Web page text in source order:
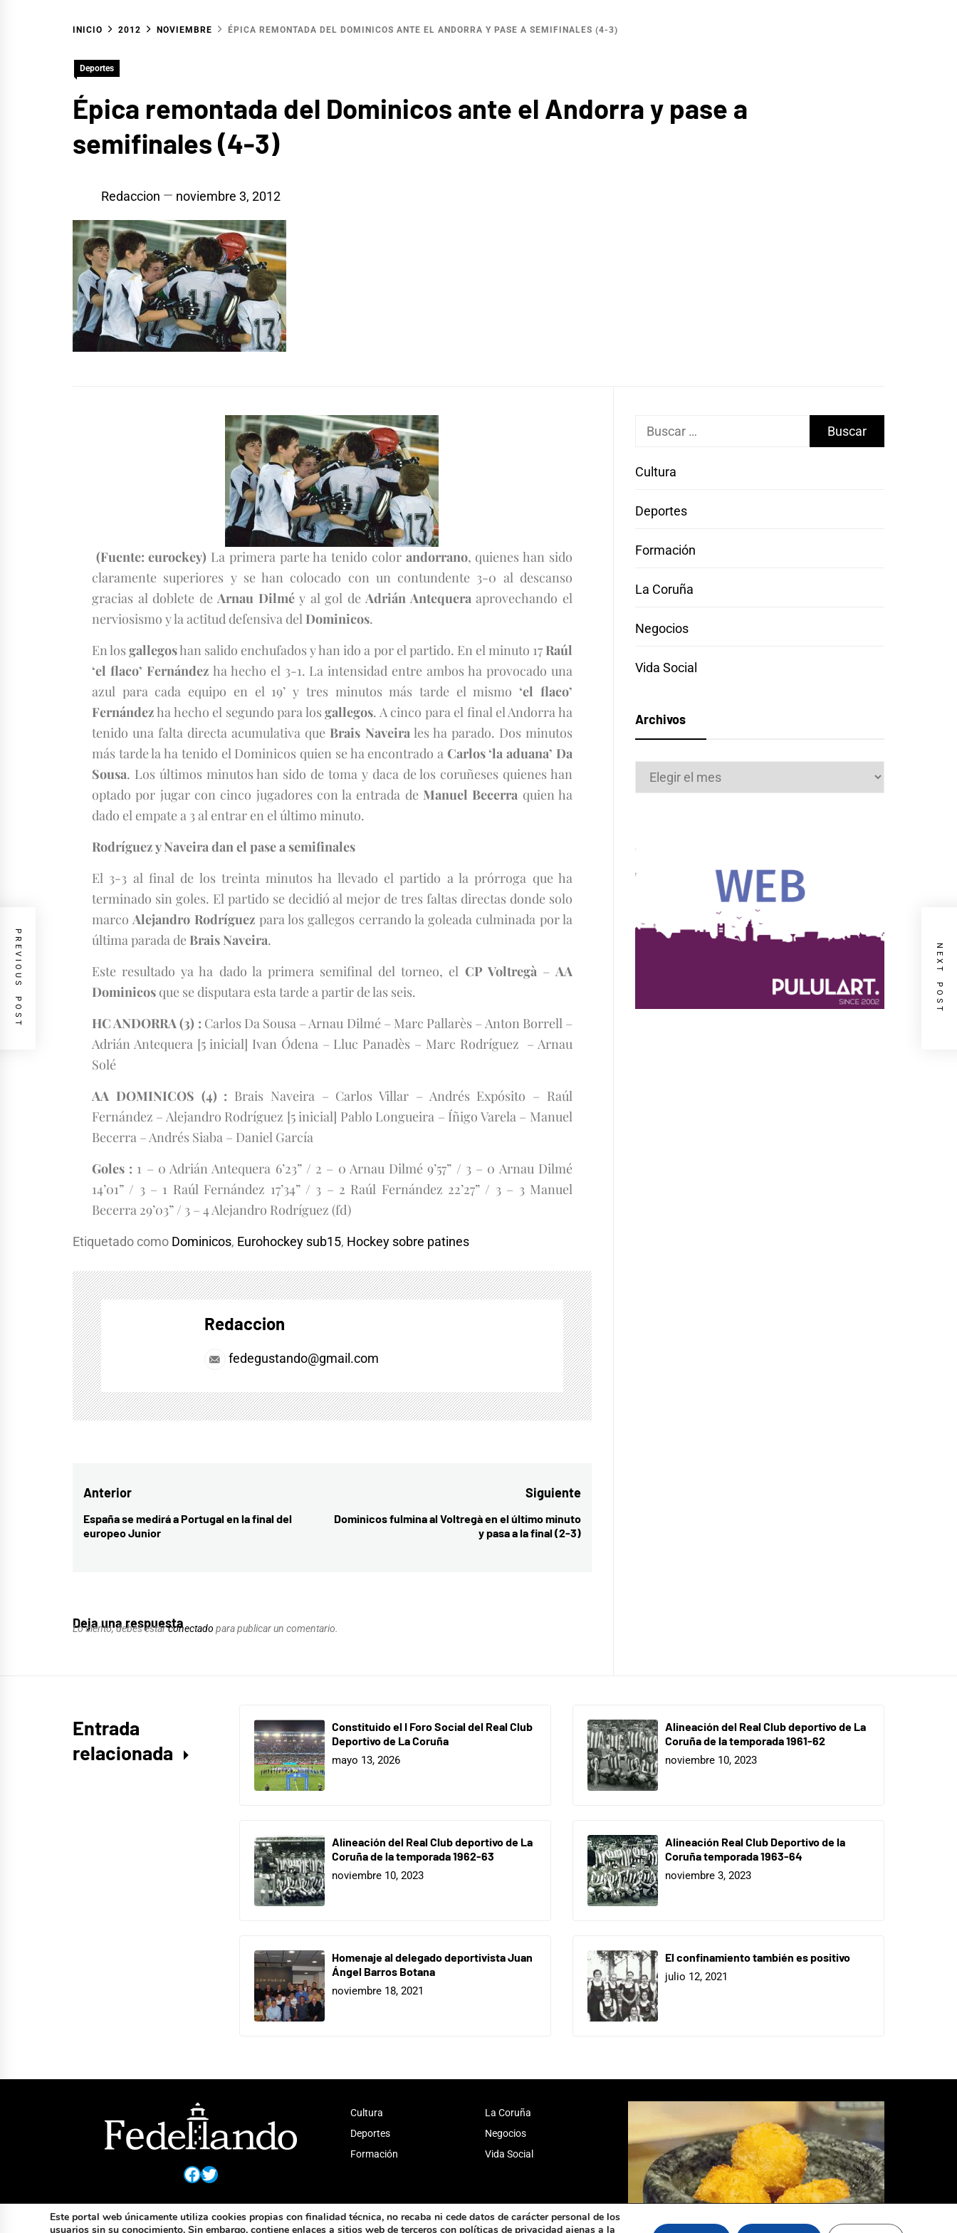
INICIO 2012 NOVIEMBRE ÉPICA REMONTADA DEL DOMINICOS ANTE EL ANDORRA Y PASE A SEMIFINALES (4-3)
Deportes
Épica remontada del Dominicos ante el Andorra y pase a
semifinales (4-3)
Redaccion noviembre 3, 2012
(Fuente: eurockey) La primera parte ha tenido color andorrano, quienes han sido
claramente superiores y se han colocado con un contundente 3-0 al descanso
gracias al doblete deArnau Dilméy al gol deAdrián Antequeraaprovechando el
nerviosismo y la actitud defensiva del Dominicos.
En losgallegoshan salido enchufados y han ido a por el partido. En el minuto 17 Raúl
‘el flaco’ Fernández ha hecho el 3-1. La intensidad entre ambos ha provocado una
azul para cada equipo en el 19’ y tres minutos más tarde el mismo ‘el flaco’
Fernándezha hecho el segundo para losgallegos. A cinco para el final el Andorra ha
tenido una falta directa acumulativa que Brais Naveirales ha parado. Dos minutos
más tarde la ha tenido el Dominicos quien se ha encontrado a Carlos ‘la aduana’ Da
Sousa. Los últimos minutos han sido de toma y daca de los coruñeses quienes han
optado por jugar con cinco jugadores con la entrada de Manuel Becerra quien ha
dado el empate a 3 al entrar en el último minuto.
Rodríguez y Naveira dan el pase a semifinales
El 3-3 al final de los treinta minutos ha llevado el partido a la prórroga que ha
terminado sin goles. El partido se decidió al mejor de tres faltas directas donde solo
marcoAlejandro Rodríguez para los gallegos cerrando la goleada culminada por la
última parada de Brais Naveira.
Este resultado ya ha dado la primera semifinal del torneo, el CP Voltregà– AA
Dominicos que se disputara esta tarde a partir de las seis.
HC ANDORRA (3) : Carlos Da Sousa – Arnau Dilmé – Marc Pallarès – Anton Borrell –
Adrián Antequera [5 inicial] Ivan Ódena – Lluc Panadès – Marc Rodríguez – Arnau
Solé
AA DOMINICOS (4) : Brais Naveira – Carlos Villar – Andrés Expósito – Raúl
Fernández – Alejandro Rodríguez [5 inicial] Pablo Longueira – Íñigo Varela – Manuel
Becerra – Andrés Siaba – Daniel García
Goles : 1 – 0 Adrián Antequera 6’23” / 2 – 0 Arnau Dilmé 9’57” / 3 – 0 Arnau Dilmé
14’01” / 3 – 1 Raúl Fernández 17’34” / 3 – 2 Raúl Fernández 22’27” / 3 – 3 Manuel
Becerra 29’03” / 3 – 4 Alejandro Rodríguez (fd)
Etiquetado como Dominicos, Eurohockey sub15, Hockey sobre patines
Redaccion
fedegustando@gmail.com
Navegación
de
entradas
Anterior
Entrada
anterior:
España se medirá a Portugal en la final del
europeo Junior
Siguiente
Entrada
siguiente:
Dominicos fulmina al Voltregà en el último minuto
y pasa a la final (2-3)
PREVIOUS POST NEXT POST
Deja una respuesta
Lo siento, debes estarconectado para publicar un comentario.
Buscar:
Cultura
Deportes
Formación
La Coruña
Negocios
Vida Social
Archivos
Archivos
Entrada
relacionada
Constituido el I Foro Social del Real Club
Deportivo de La Coruña
mayo 13, 2026
Alineación del Real Club deportivo de La
Coruña de la temporada 1961-62
noviembre 10, 2023
Alineación del Real Club deportivo de La
Coruña de la temporada 1962-63
noviembre 10, 2023
Alineación Real Club Deportivo de la
Coruña temporada 1963-64
noviembre 3, 2023
Homenaje al delegado deportivista Juan
Ángel Barros Botana
noviembre 18, 2021
El confinamiento también es positivo
julio 12, 2021
Facebook
Twitter
Cultura
Deportes
Formación
La Coruña
Negocios
Vida Social
Este portal web únicamente utiliza cookies propias con finalidad técnica, no recaba ni cede datos de carácter personal de los
usuarios sin su conocimiento. Sin embargo, contiene enlaces a sitios web de terceros con políticas de privacidad ajenas a la